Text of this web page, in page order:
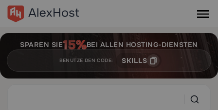
SPAREN SIE BEI ALLEN HOSTING-DIENSTEN
BENUTZE DEN CODE: SKILLS